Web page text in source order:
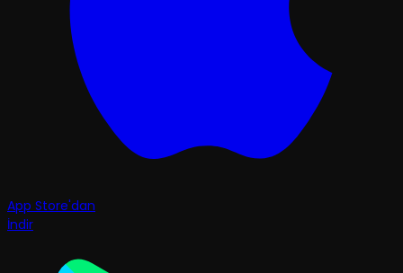
App Store'dan
İndir